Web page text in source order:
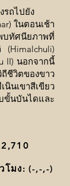
รถไปยัง
ในตอนเช้า
บทัศนียภาพที่
(Himalchuli)
II) นอกจากนี้
ชีวิตของขาว
นเขาสีเขียว
นบันไดและ
โมง: (-,-,-)